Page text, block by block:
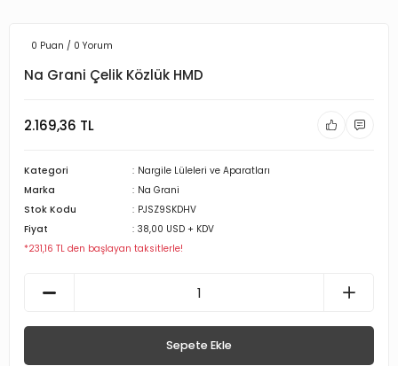
0 Puan / 0 Yorum
Na Grani Çelik Közlük HMD
2.169,36 TL
Kategori
Nargile Lüleleri ve Aparatları
Marka
Na Grani
Stok Kodu
PJSZ9SKDHV
Fiyat
38,00 USD + KDV
*231,16 TL den başlayan taksitlerle!
Sepete Ekle